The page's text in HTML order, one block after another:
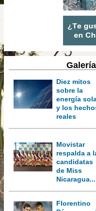
Diez mitos
sobre la
energía
y los
reales
Movistar
respalda a
candidatas
de Miss
Nicaragua...
Florentino